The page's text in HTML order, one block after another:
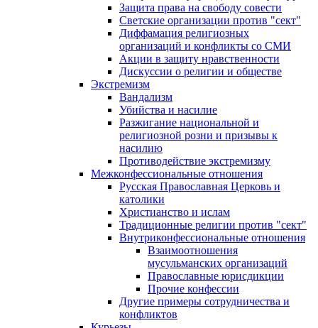
Защита права на свободу совести
Светские организации против "сект"
Диффамация религиозных
организаций и конфликты со СМИ
Акции в защиту нравственности
Дискуссии о религии и обществе
Экстремизм
Вандализм
Убийства и насилие
Разжигание национальной и
религиозной розни и призывы к
насилию
Противодействие экстремизму
Межконфессиональные отношения
Русская Православная Церковь и
католики
Христианство и ислам
Традиционные религии против "сект"
Внутриконфессиональные отношения
Взаимоотношения
мусульманских организаций
Православные юрисдикции
Прочие конфессии
Другие примеры сотрудничества и
конфликтов